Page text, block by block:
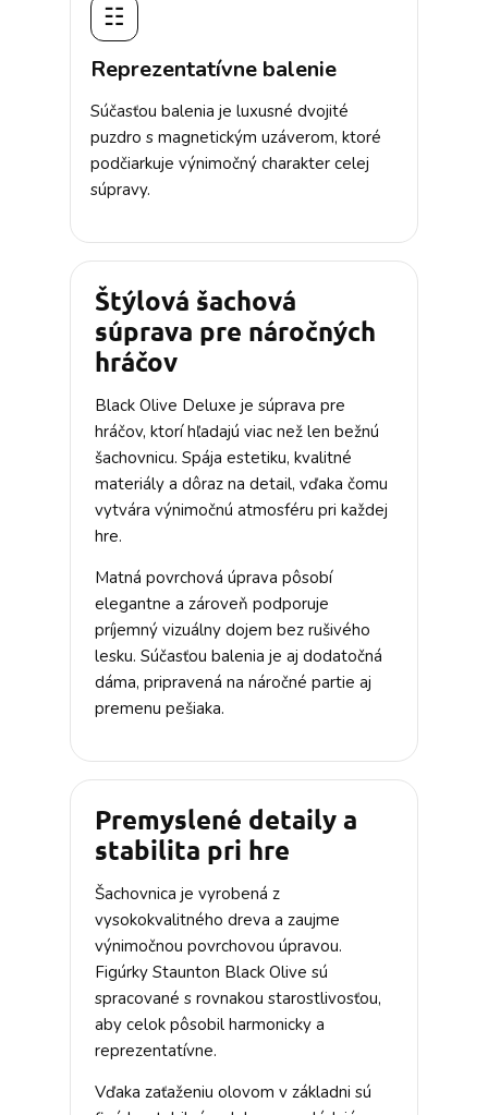
☷
Reprezentatívne balenie
Súčasťou balenia je luxusné dvojité
puzdro s magnetickým uzáverom, ktoré
podčiarkuje výnimočný charakter celej
súpravy.
Štýlová šachová
súprava pre náročných
hráčov
Black Olive Deluxe je súprava pre
hráčov, ktorí hľadajú viac než len bežnú
šachovnicu. Spája estetiku, kvalitné
materiály a dôraz na detail, vďaka čomu
vytvára výnimočnú atmosféru pri každej
hre.
Matná povrchová úprava pôsobí
elegantne a zároveň podporuje
príjemný vizuálny dojem bez rušivého
lesku. Súčasťou balenia je aj dodatočná
dáma, pripravená na náročné partie aj
premenu pešiaka.
Premyslené detaily a
stabilita pri hre
Šachovnica je vyrobená z
vysokokvalitného dreva a zaujme
výnimočnou povrchovou úpravou.
Figúrky Staunton Black Olive sú
spracované s rovnakou starostlivosťou,
aby celok pôsobil harmonicky a
reprezentatívne.
Vďaka zaťaženiu olovom v základni sú